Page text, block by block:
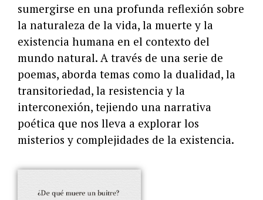
sumergirse en una profunda reflexión sobre
la naturaleza de la vida, la muerte y la
existencia humana en el contexto del
mundo natural. A través de una serie de
poemas, aborda temas como la dualidad, la
transitoriedad, la resistencia y la
interconexión, tejiendo una narrativa
poética que nos lleva a explorar los
misterios y complejidades de la existencia.